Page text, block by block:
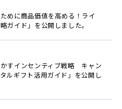
めに商品価値を高める！ライ
ガイド」を公開しました。
すインセンティブ戦略 キャン
ルギフト活用ガイド」を公開し